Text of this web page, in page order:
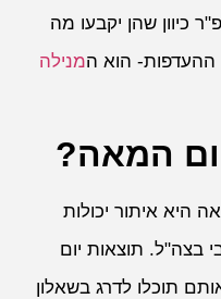
כיוון שהן יקבעו מה
ההעדפות- הוא המנילה
המאה?
היא איתור יכולות
בצה"ל. תוצאות יום
תוכלו לדרג בשאלון